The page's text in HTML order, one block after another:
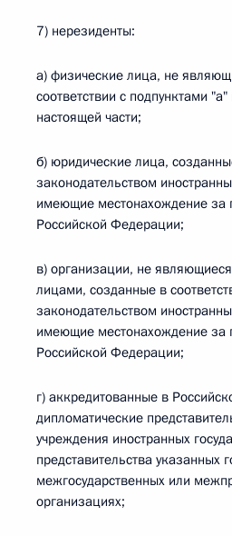
7) нерезиденты:
а) физические лица, не
соответствии с подпунктами
настоящей части;
б) юридические лица,
законодательством
имеющие местонахождение за
Российской Федерации;
в) организации, не
лицами, созданные в
законодательством
имеющие местонахождение за
Российской Федерации;
г) аккредитованные в
дипломатические
учреждения иностранных
представительства указанных
межгосударственных или
организациях;